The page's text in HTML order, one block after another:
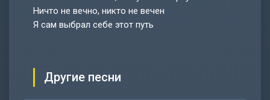
Ничто не вечно, никто не вечен
Я сам выбрал себе этот путь
Другие песни